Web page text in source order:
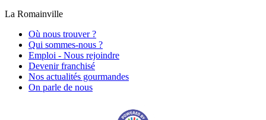
La Romainville
Où nous trouver ?
Qui sommes-nous ?
Emploi - Nous rejoindre
Devenir franchisé
Nos actualités gourmandes
On parle de nous